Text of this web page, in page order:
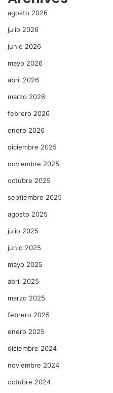
agosto 2026
julio 2026
junio 2026
mayo 2026
abril 2026
marzo 2026
febrero 2026
enero 2026
diciembre 2025
noviembre 2025
octubre 2025
septiembre 2025
agosto 2025
julio 2025
junio 2025
mayo 2025
abril 2025
marzo 2025
febrero 2025
enero 2025
diciembre 2024
noviembre 2024
octubre 2024